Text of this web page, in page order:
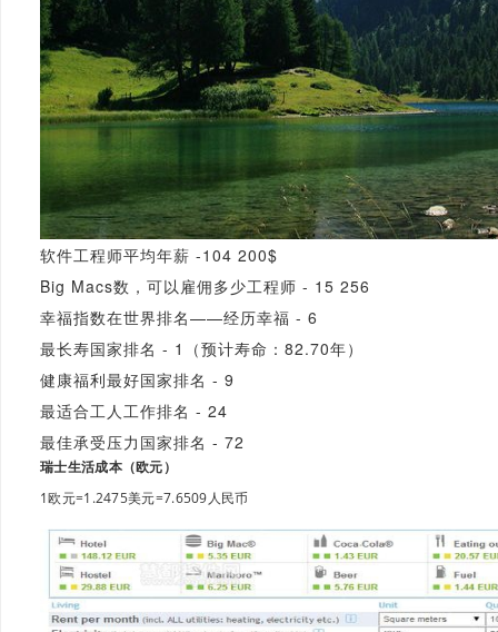
软件工程师平均年薪 -104 200$
Big Macs数，可以雇佣多少工程师 - 15 256
幸福指数在世界排名——经历幸福 - 6
最长寿国家排名 - 1（预计寿命：82.70年）
健康福利最好国家排名 - 9
最适合工人工作排名 - 24
最佳承受压力国家排名 - 72
瑞士生活成本（欧元）
1欧元=1.2475美元=7.6509人民币